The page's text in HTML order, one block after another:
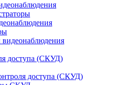
доступа (СКУД)
доступа (СКУД)